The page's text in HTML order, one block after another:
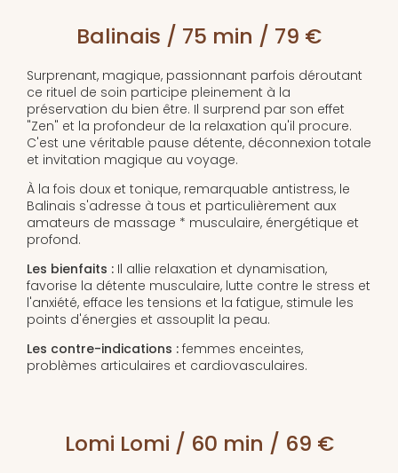
Balinais / 75 min / 79 €
Surprenant, magique, passionnant parfois déroutant
ce rituel de soin participe pleinement à la
préservation du bien être. Il surprend par son effet
"Zen" et la profondeur de la relaxation qu'il procure.
C'est une véritable pause détente, déconnexion totale
et invitation magique au voyage.
À la fois doux et tonique, remarquable antistress, le
Balinais s'adresse à tous et particulièrement aux
amateurs de massage * musculaire, énergétique et
profond.
Les bienfaits : Il allie relaxation et dynamisation,
favorise la détente musculaire, lutte contre le stress et
l'anxiété, efface les tensions et la fatigue, stimule les
points d'énergies et assouplit la peau.
Les contre-indications : femmes enceintes,
problèmes articulaires et cardiovasculaires.
Lomi Lomi / 60 min / 69 €